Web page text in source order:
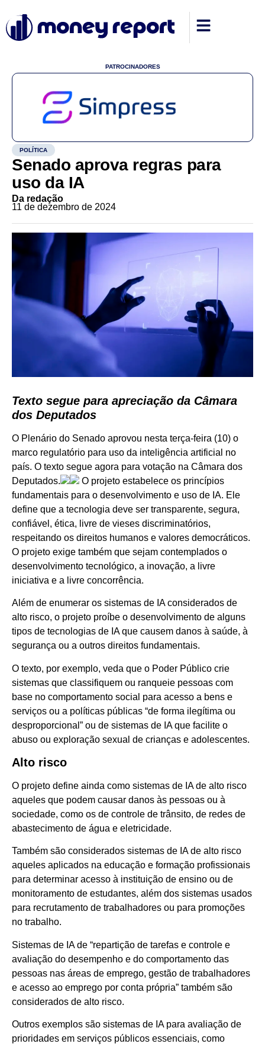
PATROCINADORES
POLÍTICA
Senado aprova regras para
uso da IA
Da redação
11 de dezembro de 2024
Texto segue para apreciação da Câmara
dos Deputados
O Plenário do Senado aprovou nesta terça-feira (10) o
marco regulatório para uso da inteligência artificial no
país. O texto segue agora para votação na Câmara dos
Deputados.
O projeto estabelece os princípios
fundamentais para o desenvolvimento e uso de IA. Ele
define que a tecnologia deve ser transparente, segura,
confiável, ética, livre de vieses discriminatórios,
respeitando os direitos humanos e valores democráticos.
O projeto exige também que sejam contemplados o
desenvolvimento tecnológico, a inovação, a livre
iniciativa e a livre concorrência.
Além de enumerar os sistemas de IA considerados de
alto risco, o projeto proíbe o desenvolvimento de alguns
tipos de tecnologias de IA que causem danos à saúde, à
segurança ou a outros direitos fundamentais.
O texto, por exemplo, veda que o Poder Público crie
sistemas que classifiquem ou ranqueie pessoas com
base no comportamento social para acesso a bens e
serviços ou a políticas públicas “de forma ilegítima ou
desproporcional” ou de sistemas de IA que facilite o
abuso ou exploração sexual de crianças e adolescentes.
Alto risco
O projeto define ainda como sistemas de IA de alto risco
aqueles que podem causar danos às pessoas ou à
sociedade, como os de controle de trânsito, de redes de
abastecimento de água e eletricidade.
Também são considerados sistemas de IA de alto risco
aqueles aplicados na educação e formação profissionais
para determinar acesso à instituição de ensino ou de
monitoramento de estudantes, além dos sistemas usados
para recrutamento de trabalhadores ou para promoções
no trabalho.
Sistemas de IA de “repartição de tarefas e controle e
avaliação do desempenho e do comportamento das
pessoas nas áreas de emprego, gestão de trabalhadores
e acesso ao emprego por conta própria” também são
considerados de alto risco.
Outros exemplos são sistemas de IA para avaliação de
prioridades em serviços públicos essenciais, como